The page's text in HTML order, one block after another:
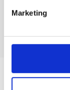
Marketing